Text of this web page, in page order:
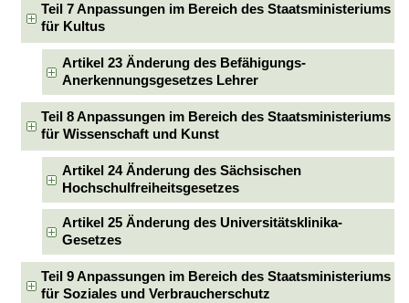
Teil 7 Anpassungen im Bereich des Staatsministeriums
für Kultus
Artikel 23 Änderung des Befähigungs-
Anerkennungsgesetzes Lehrer
Teil 8 Anpassungen im Bereich des Staatsministeriums
für Wissenschaft und Kunst
Artikel 24 Änderung des Sächsischen
Hochschulfreiheitsgesetzes
Artikel 25 Änderung des Universitätsklinika-
Gesetzes
Teil 9 Anpassungen im Bereich des Staatsministeriums
für Soziales und Verbraucherschutz